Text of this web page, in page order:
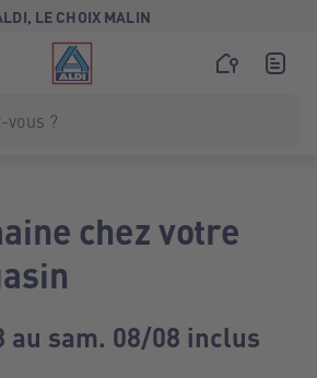
LE CHOIX MALIN
chez votre
au sam. 08/08 inclus